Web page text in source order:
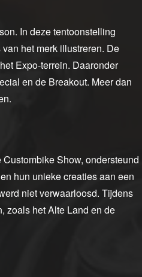
In deze tentoonstelling
het merk illustreren. De
Expo-terrein. Daaronder
en de Breakout. Meer dan
Show, ondersteund
hun unieke creaties aan een
niet verwaarloosd. Tijdens
zoals het Alte Land en de